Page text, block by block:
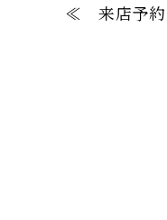
≪ 来店予